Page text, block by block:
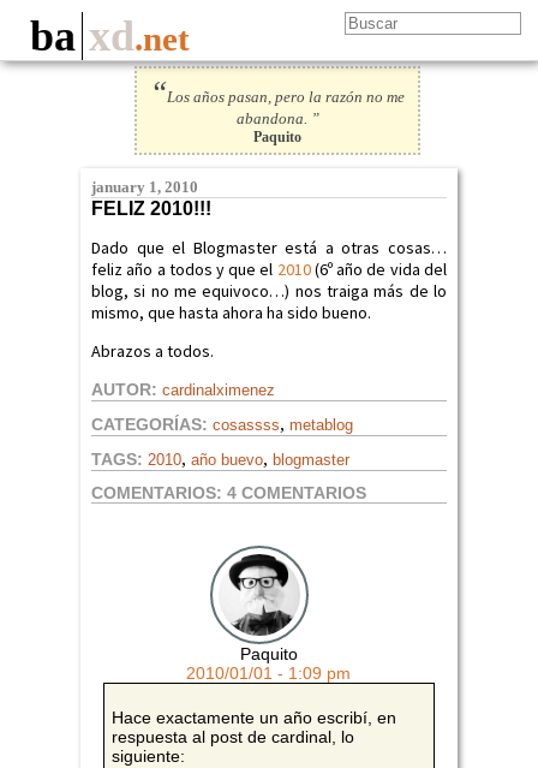
ba xd.net
“Los años pasan, pero la razón no me
abandona. ”
Paquito
january 1, 2010
FELIZ 2010!!!
Dado que el Blogmaster está a otras cosas…
feliz año a todos y que el 2010(6º año de vida del
blog, si no me equivoco…) nos traiga más de lo
mismo, que hasta ahora ha sido bueno.
Abrazos a todos.
AUTOR: cardinalximenez
CATEGORÍAS: cosassss,metablog
TAGS: 2010,año buevo,blogmaster
COMENTARIOS:4 COMENTARIOS
Paquito
2010/01/01 - 1:09 pm
Hace exactamente un año escribí, en
respuesta al post de cardinal, lo
siguiente: